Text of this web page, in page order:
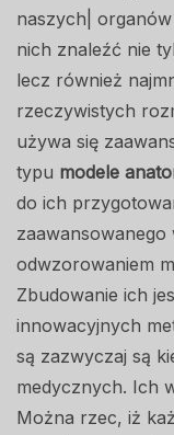
naszych|
nich znaleźć nie
lecz również
rzeczywistych
używa się
typu modele
do ich
odwzorowaniem
Zbudowanie ich
innowacyjnych
są zazwyczaj są
medycznych. Ich
Można rzec, iż